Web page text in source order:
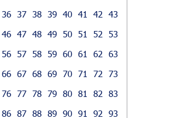
36 37 38 39 40 41 42
43
46 47 48 49 50 51 52
53
56 57 58 59 60 61 62
63
66 67 68 69 70 71 72
73
76 77 78 79 80 81 82
83
86 87 88 89 90 91 92
93